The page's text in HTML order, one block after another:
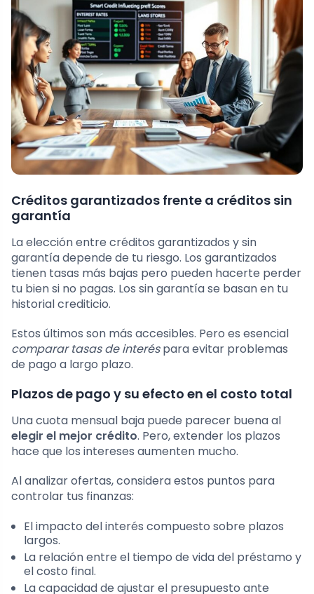
Créditos garantizados frente a créditos sin
garantía
La elección entre créditos garantizados y sin
garantía depende de tu riesgo. Los garantizados
tienen tasas más bajas pero pueden hacerte perder
tu bien si no pagas. Los sin garantía se basan en tu
historial crediticio.
Estos últimos son más accesibles. Pero es esencial
comparar tasas de interéspara evitar problemas
de pago a largo plazo.
Plazos de pago y su efecto en el costo total
Una cuota mensual baja puede parecer buena al
elegir el mejor crédito. Pero, extender los plazos
hace que los intereses aumenten mucho.
Al analizar ofertas, considera estos puntos para
controlar tus finanzas:
El impacto del interés compuesto sobre plazos
largos.
La relación entre el tiempo de vida del préstamo y
el costo final.
La capacidad de ajustar el presupuesto ante